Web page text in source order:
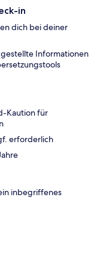
in
dich bei deiner
Informationen
Kaution für
erforderlich
inbegriffenes